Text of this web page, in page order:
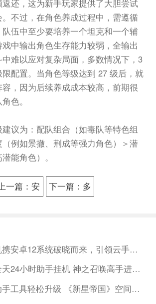
还，这为新手玩家提供了大胆尝试
不过，在角色养成过程中，需遵循
伍中至少要培养一个坦克和一个辅
中输出角色生存能力较弱，全输出
难以应对复杂局面，多数情况下，3
配置。当角色等级达到 27 级后，就
，因为后续养成成本较高，前期很
色。
议为：配队组合（如毒队等特色组
例如景撤、荆成等强力角色）＞潜
能角色）。
上一篇：安
元
下一篇：多
多多云手机携安卓12系统破晓而来，引领云手机市场进入全新时代
神之召唤全天24小时助手挂机 神之召唤高手进阶四大系统
新星帝国助手工具轻松升级 《新星帝国》空间站助手设施指南